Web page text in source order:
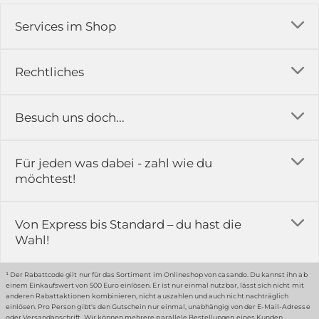
Rechtliches
Impressum
Rückgabe & Reklamation
Widerrufsrecht
Datenschutz-Einstellung
Services im Shop
Versandkosten
Erfahrungsberichte & Bewertungen
Kontakt
Karriere
Gewerbekunden
Grounding Page
Besuch uns doch...
in der Ausstellung...
51789 Lindlar
Hinweis:
… oder in unserem Fachmarkt
Für jeden was dabei - zahl wie du
möchtest!
Von Express bis Standard – du hast die
Wahl!
¹ Der Rabattcode gilt nur für das Sortiment im Onlineshop von casando. Du kannst ihn ab
einem Einkaufswert von 500 Euro einlösen. Er ist nur einmal nutzbar, lässt sich nicht mit
anderen Rabattaktionen kombinieren, nicht auszahlen und auch nicht nachträglich
einlösen. Pro Person gibt's den Gutschein nur einmal, unabhängig von der E-Mail-Adresse
oder Versandanschrift. Wir können mehrere parallele Bestellungen eines Kunden